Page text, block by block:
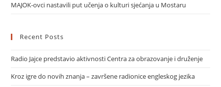
MAJOK-ovci nastavili put učenja o kulturi sjećanja u Mostaru
Recent Posts
Radio Jajce predstavio aktivnosti Centra za obrazovanje i druženje
Kroz igre do novih znanja – završene radionice engleskog jezika